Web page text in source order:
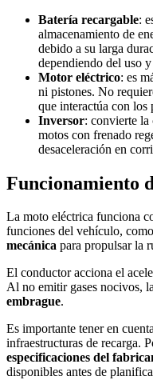
Batería recargable:
almacenamiento de
debido a su larga
dependiendo del uso
Motor eléctrico: es
ni pistones. No
que interactúa con los
Inversor: convierte la
motos con frenado
desaceleración en
Funcionamiento
La moto eléctrica funciona
funciones del vehículo,
mecánica para propulsar la
El conductor acciona el
Al no emitir gases nocivos,
embrague.
Es importante tener en
infraestructuras de recarga.
especificaciones del
disponibles antes de